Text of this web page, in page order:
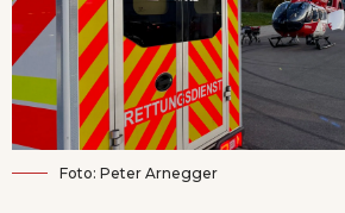
Foto: Peter Arnegger